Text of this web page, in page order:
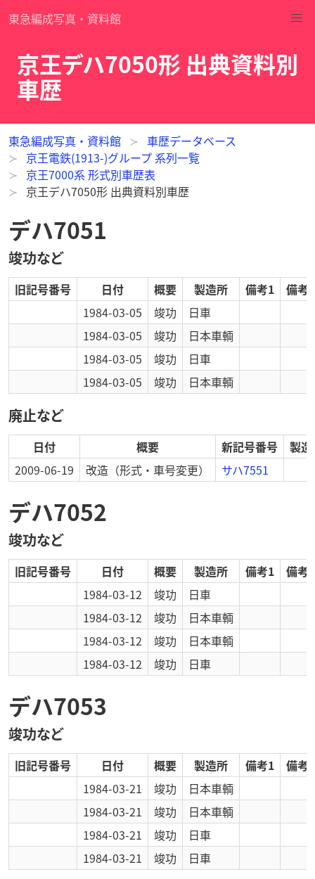
東急編成写真・資料館
京王デハ7050形 出典資料別
車歴
東急編成写真・資料館
車歴データベース
京王電鉄(1913-)グループ 系列一覧
京王7000系 形式別車歴表
京王デハ7050形 出典資料別車歴
デハ7051
竣功など
旧記号番号 日付 概要 製造所 備考1
備考2
1984-03-05
竣功
日車
1984-03-05
竣功
日本車輌
1984-03-05
竣功
日車
1984-03-05
竣功 日本車輌
廃止など
日付 概要 新記号番号
製
2009-06-19
改造 （形式・車号変更） サハ7551
デハ7052
竣功など
旧記号番号 日付 概要 製造所 備考1
備考2
1984-03-12
竣功
日車
1984-03-12
竣功
日本車輌
1984-03-12
竣功
日本車輌
1984-03-12
竣功 日車
デハ7053
竣功など
旧記号番号 日付 概要 製造所 備考1
備考2
1984-03-21
竣功
日本車輌
1984-03-21
竣功
日本車輌
1984-03-21
竣功
日車
1984-03-21
竣功 日車